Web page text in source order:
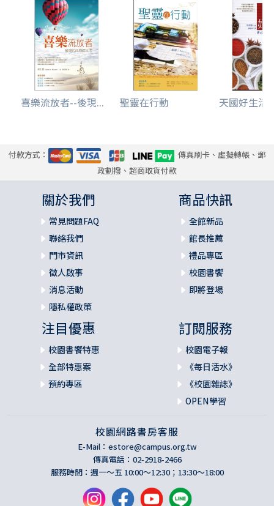
喜樂流放者--後現... 聖靈在行動 天國好生活
付款方式：
傳真刷卡、虛擬轉帳、郵
政劃撥、超商取貨付款
關於我們
常見問題FAQ
聯絡我們
門市資訊
徵人啟事
消息活動
隱私權政策
商品快訊
全館新品
館長推薦
禮品專區
校園書饗
即將登場
注目優惠
校園書饗特惠
全部特惠案
預約專區
訂閱服務
校園電子報
《每日活水》
《校園雜誌》
OPEN學習
校園網路書房客服
E-Mail： estore@campus.org.tw
傳真電話：02-2918-2466
服務時間：週一～五 10:00～12:30；13:30～18:00